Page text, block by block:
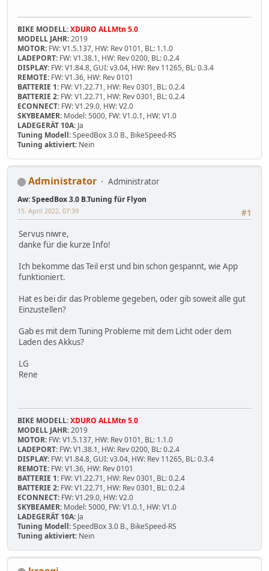
BIKE MODELL:XDURO ALLMtn 5.0
MODELL JAHR:2019
MOTOR: FW: V1.5.137, HW: Rev 0101, BL: 1.1.0
LADEPORT: FW: V1.38.1, HW: Rev 0200, BL: 0.2.4
DISPLAY: FW: V1.84.8, GUI: v3.04, HW: Rev 11265, BL: 0.3.4
REMOTE: FW: V1.36, HW: Rev 0101
BATTERIE 1: FW: V1.22.71, HW: Rev 0301, BL: 0.2.4
BATTERIE 2: FW: V1.22.71, HW: Rev 0301, BL: 0.2.4
ECONNECT: FW: V1.29.0, HW: V2.0
SKYBEAMER: Model: 5000, FW: V1.0.1, HW: V1.0
LADEGERÄT 10A: Ja
Tuning Modell:SpeedBox 3.0 B., BikeSpeed-RS
Tuning aktiviert: Nein
Administrator Administrator
Aw: SpeedBox 3.0 B.Tuning für Flyon
#1
15. April 2022, 07:39
Servus niwre,
danke für die kurze Info!
Ich bekomme das Teil erst und bin schon gespannt, wie App
funktioniert.
Hat es bei dir das Probleme gegeben, oder gib soweit alle gut
Einzustellen?
Gab es mit dem Tuning Probleme mit dem Licht oder dem
Laden des Akkus?
LG
Rene
BIKE MODELL:XDURO ALLMtn 5.0
MODELL JAHR:2019
MOTOR: FW: V1.5.137, HW: Rev 0101, BL: 1.1.0
LADEPORT: FW: V1.38.1, HW: Rev 0200, BL: 0.2.4
DISPLAY: FW: V1.84.8, GUI: v3.04, HW: Rev 11265, BL: 0.3.4
REMOTE: FW: V1.36, HW: Rev 0101
BATTERIE 1: FW: V1.22.71, HW: Rev 0301, BL: 0.2.4
BATTERIE 2: FW: V1.22.71, HW: Rev 0301, BL: 0.2.4
ECONNECT: FW: V1.29.0, HW: V2.0
SKYBEAMER: Model: 5000, FW: V1.0.1, HW: V1.0
LADEGERÄT 10A: Ja
Tuning Modell:SpeedBox 3.0 B., BikeSpeed-RS
Tuning aktiviert: Nein